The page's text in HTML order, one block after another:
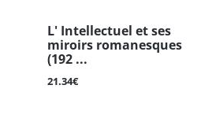
L' Intellectuel et ses
miroirs romanesques
(192 ...
21.34€